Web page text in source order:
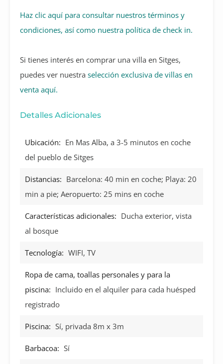
Haz clic aquí para consultar nuestros términos y
condiciones, así como nuestra política de check in.
Si tienes interés en comprar una villa en Sitges,
puedes ver nuestra selección exclusiva de villas en
venta aquí.
Detalles Adicionales
Ubicación: En Mas Alba, a 3-5 minutos en coche
del pueblo de Sitges
Distancias: Barcelona: 40 min en coche; Playa: 20
min a pie; Aeropuerto: 25 mins en coche
Características adicionales: Ducha exterior, vista
al bosque
Tecnología: WIFI, TV
Ropa de cama, toallas personales y para la
piscina: Incluido en el alquiler para cada huésped
registrado
Piscina: Sí, privada 8m x 3m
Barbacoa: Sí